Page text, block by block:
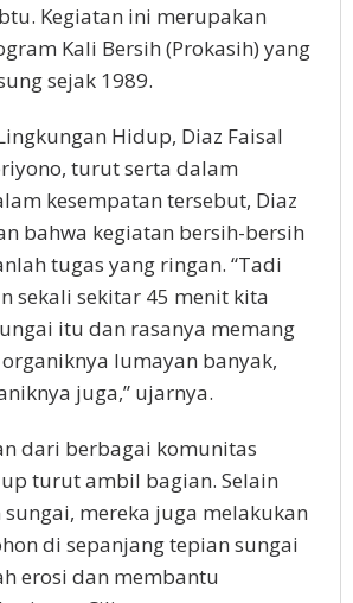
Kegiatan ini merupakan
Kali Bersih (Prokasih) yang
sejak 1989.
Hidup, Diaz Faisal
turut serta dalam
kesempatan tersebut, Diaz
bahwa kegiatan bersih-bersih
tugas yang ringan. “Tadi
sekali sekitar 45 menit kita
itu dan rasanya memang
lumayan banyak,
juga,” ujarnya.
dari berbagai komunitas
turut ambil bagian. Selain
mereka juga melakukan
di sepanjang tepian sungai
erosi dan membantu